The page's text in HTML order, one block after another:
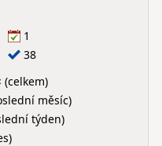
1
38
(celkem)
měsíc)
týden)